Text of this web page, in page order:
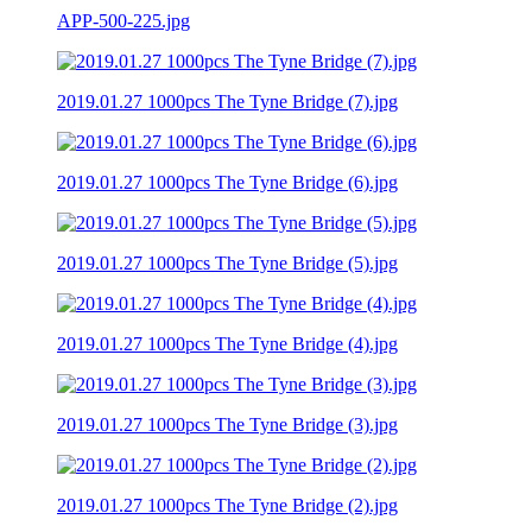
APP-500-225.jpg
2019.01.27 1000pcs The Tyne Bridge (7).jpg
2019.01.27 1000pcs The Tyne Bridge (6).jpg
2019.01.27 1000pcs The Tyne Bridge (5).jpg
2019.01.27 1000pcs The Tyne Bridge (4).jpg
2019.01.27 1000pcs The Tyne Bridge (3).jpg
2019.01.27 1000pcs The Tyne Bridge (2).jpg